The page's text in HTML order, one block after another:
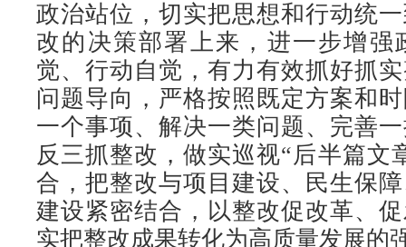
政治站位，切实把思想和行动统
改的决策部署上来，进一步增强
觉、行动自觉，有力有效抓好抓
问题导向，严格按照既定方案和
一个事项、解决一类问题、完善
反三抓整改，做实巡视“后半篇文
合，把整改与项目建设、民生保
建设紧密结合，以整改促改革、
实把整改成果转化为高质量发展的